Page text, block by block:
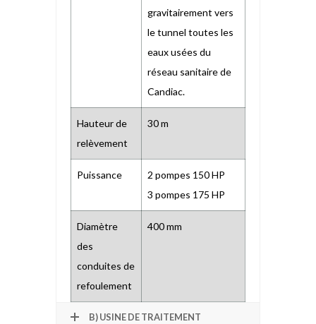
gravitairement vers
le tunnel toutes les
eaux usées du
réseau sanitaire de
Candiac.
Hauteur de
relèvement
30 m
Puissance
2 pompes 150 HP
3 pompes 175 HP
Diamètre
des
conduites de
refoulement
400 mm
B) USINE DE TRAITEMENT